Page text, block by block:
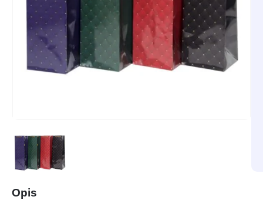
Opis